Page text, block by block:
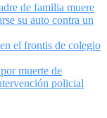
de familia muere
su auto contra un
el frontis de colegio
muerte de
policial